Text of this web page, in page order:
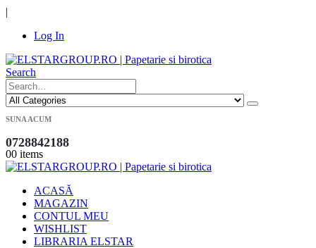
|
Log In
Search
SUNA ACUM
0728842188
00 items
ACASĂ
MAGAZIN
CONTUL MEU
WISHLIST
LIBRARIA ELSTAR